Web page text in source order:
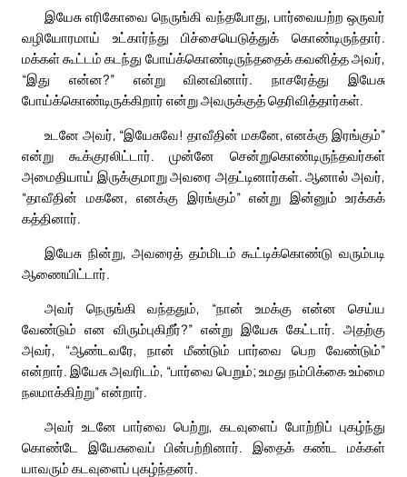
இயேசு எரிகோவை நெருங்கி வந்தபோது, பார்வையற்ற ஒருவர்
வழியோரமாய் உட்கார்ந்து பிச்சையெடுத்துக் கொண்டிருந்தார்.
மக்கள் கூட்டம் கடந்து போய்க்கொண்டிருந்ததைக் கவனித்த அவர்,
“இது என்ன?” என்று வினவினார். நாசரேத்து இயேசு
போய்க்கொண்டிருக்கிறார் என்று அவருக்குத் தெரிவித்தார்கள்.
உடனே அவர், “இயேசுவே! தாவீதின் மகனே, எனக்கு இரங்கும்”
என்று கூக்குரலிட்டார். முன்னே சென்றுகொண்டிருந்தவர்கள்
அமைதியாய் இருக்குமாறு அவரை அதட்டினார்கள். ஆனால் அவர்,
“தாவீதின் மகனே, எனக்கு இரங்கும்” என்று இன்னும் உரக்கக்
கத்தினார்.
இயேசு நின்று, அவரைத் தம்மிடம் கூட்டிக்கொண்டு வரும்படி
ஆணையிட்டார்.
அவர் நெருங்கி வந்ததும், “நான் உமக்கு என்ன செய்ய
வேண்டும் என விரும்புகிறீர்?” என்று இயேசு கேட்டார். அதற்கு
அவர், “ஆண்டவரே, நான் மீண்டும் பார்வை பெற வேண்டும்”
என்றார். இயேசு அவரிடம், “பார்வை பெறும்; உமது நம்பிக்கை உம்மை
நலமாக்கிற்று” என்றார்.
அவர் உடனே பார்வை பெற்று, கடவுளைப் போற்றிப் புகழ்ந்து
கொண்டே இயேசுவைப் பின்பற்றினார். இதைக் கண்ட மக்கள்
யாவரும் கடவுளைப் புகழ்ந்தனர்.